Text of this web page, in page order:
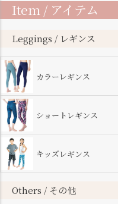
Item / アイテム
Leggings / レギンス
カラーレギンス
ショートレギンス
キッズレギンス
Others / その他